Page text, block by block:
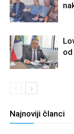
Najnoviji članci